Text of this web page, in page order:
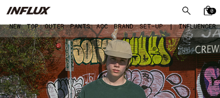
0
NEW TOP OUTER PANTS ACC BRAND SET-UP | INFLUENCER